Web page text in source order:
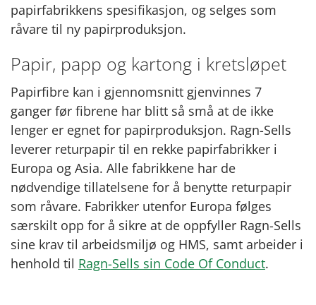
papirfabrikkens spesifikasjon, og selges som
råvare til ny papirproduksjon.
Papir, papp og kartong i kretsløpet
Papirfibre kan i gjennomsnitt gjenvinnes 7
ganger før fibrene har blitt så små at de ikke
lenger er egnet for papirproduksjon. Ragn-Sells
leverer returpapir til en rekke papirfabrikker i
Europa og Asia. Alle fabrikkene har de
nødvendige tillatelsene for å benytte returpapir
som råvare. Fabrikker utenfor Europa følges
særskilt opp for å sikre at de oppfyller Ragn-Sells
sine krav til arbeidsmiljø og HMS, samt arbeider i
henhold til Ragn-Sells sin Code Of Conduct.